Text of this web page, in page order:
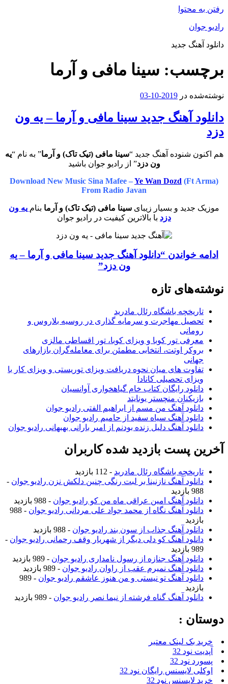
رفتن به محتوا
رادیو جوان
دانلود آهنگ جدید
برچسب: سینا مافی و آرما
نوشته‌شده در 2019-10-03
دانلود آهنگ جدید سینا مافی و آرما – یه ون
دزد
هم اکنون شنوده آهنگ جدید “سینا مافی (تیک تاک) و آرما” به نام “یه
ون دزد” از رادیو جوان باشید
Download New Music Sina Mafee –Ye Wan Dozd (Ft Arma)
From Radio Javan
موزیک جدید و بسیار زیبای سینا مافی (تیک تاک) و آرما بنام یه ون
دزد با بالاترین کیفیت در رادیو جوان
ادامه خواندن “دانلود آهنگ جدید سینا مافی و آرما – یه
ون دزد”
نوشته‌های تازه
تاریخچه باشگاه رئال مادرید
تحصیل مهاجرت و سرمایه گذاری در روسیه بلاروس و
رومانی
معرفی تور کوبا و ویزای کوبا، تور اقساطی مالزی
بروکر اوتت، انتخابی مطمئن برای معامله‌گران بازارهای
جهانی
تفاوت های میان نحوه دریافت ویزای توریستی و ویزای کار با
ویزای تحصیلی کانادا
دانلود رایگان کتاب خام گیاهخواری آوانسیان
بازیکنان منچستر یونایتد
دانلود آهنگ من مسم از ابراهیم الفتی رادیو جوان
دانلود آهنگ سیاه سفید از حامیم رادیو جوان
دانلود آهنگ دلیل زنده بودنم از امیر بارانی بهبهانی رادیو جوان
آخرین پست بازدید شده کاربران
تاریخچه باشگاه رئال مادرید - 112 بازدید
دانلود آهنگ نازنینا بر لبت رنگی چنین دلکش نزن رادیو جوان -
988 بازدید
دانلود آهنگ امین عراقی ماه من کو رادیو جوان - 988 بازدید
دانلود آهنگ نگاه از محمد جواد علی مردانی رادیو جوان
- 988
بازدید
دانلود آهنگ جذاب از سون بند رادیو جوان - 988 بازدید
دانلود آهنگ کو دلی دیگر از شهریار وقف رحمانی رادیو جوان -
989 بازدید
دانلود آهنگ جنازه از رسول نامداری رادیو جوان - 989 بازدید
دانلود آهنگ نمیرم عقب از راوان رادیو جوان - 989 بازدید
دانلود آهنگ تو نیستی و من هنوز عاشقم رادیو جوان
- 989
بازدید
دانلود آهنگ گناه فرشته از نیما نصر رادیو جوان - 989 بازدید
دوستان :
خرید بک لینک معتبر
آپدیت نود 32
پسورد نود 32
اوکلی لایسنس رایگان نود 32
خرید لایسنس نود 32